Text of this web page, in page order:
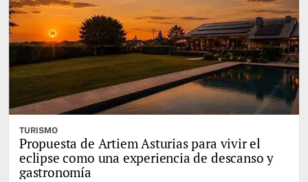
TURISMO
Propuesta de Artiem Asturias para vivir el
eclipse como una experiencia de descanso y
gastronomía